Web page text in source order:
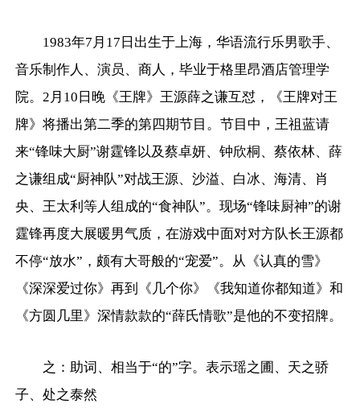
1983年7月17日出生于上海，华语流行乐男歌手、
音乐制作人、演员、商人，毕业于格里昂酒店管理学
院。2月10日晚《王牌》王源薛之谦互怼，《王牌对王
牌》将播出第二季的第四期节目。节目中，王祖蓝请
来“锋味大厨”谢霆锋以及蔡卓妍、钟欣桐、蔡依林、薛
之谦组成“厨神队”对战王源、沙溢、白冰、海清、肖
央、王太利等人组成的“食神队”。现场“锋味厨神”的谢
霆锋再度大展暖男气质，在游戏中面对对方队长王源都
不停“放水”，颇有大哥般的“宠爱”。从《认真的雪》
《深深爱过你》再到《几个你》《我知道你都知道》和
《方圆几里》深情款款的“薛氏情歌”是他的不变招牌。
之：助词、相当于“的”字。表示瑶之圃、天之骄
子、处之泰然